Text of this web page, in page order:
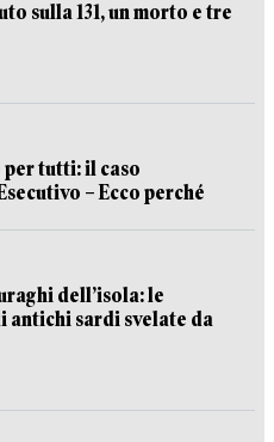
sulla 131, un morto e tre
tutti: il caso
– Ecco perché
dell’isola: le
antichi sardi svelate da